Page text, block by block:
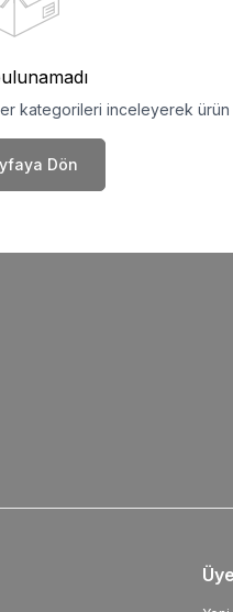
kategorileri inceleyerek
Dön
Üye